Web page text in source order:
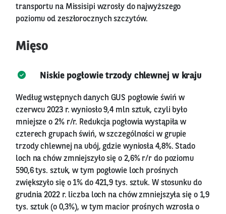
transportu na Missisipi wzrosły do najwyższego
poziomu od zeszłorocznych szczytów.
Mięso
Niskie pogłowie trzody chlewnej w kraju
Według wstępnych danych GUS pogłowie świń w
czerwcu 2023 r. wyniosło 9,4 mln sztuk, czyli było
mniejsze o 2% r/r. Redukcja pogłowia wystąpiła w
czterech grupach świń, w szczególności w grupie
trzody chlewnej na ubój, gdzie wyniosła 4,8%. Stado
loch na chów zmniejszyło się o 2,6% r/r do poziomu
590,6 tys. sztuk, w tym pogłowie loch prośnych
zwiększyło się o 1% do 421,9 tys. sztuk. W stosunku do
grudnia 2022 r. liczba loch na chów zmniejszyła się o 1,9
tys. sztuk (o 0,3%), w tym macior prośnych wzrosła o